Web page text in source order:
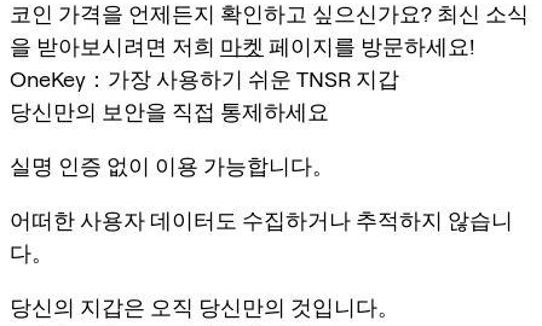
코인 가격을 언제든지 확인하고 싶으신가요? 최신 소식
을 받아보시려면 저희 마켓 페이지를 방문하세요!
OneKey：가장 사용하기 쉬운 TNSR 지갑
당신만의 보안을 직접 통제하세요
실명 인증 없이 이용 가능합니다。
어떠한 사용자 데이터도 수집하거나 추적하지 않습니
다。
당신의 지갑은 오직 당신만의 것입니다。